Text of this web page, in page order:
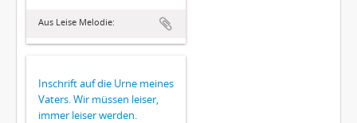
Aus Leise Melodie:
Inschrift auf die Urne meines
Vaters. Wir müssen leiser,
immer leiser werden.